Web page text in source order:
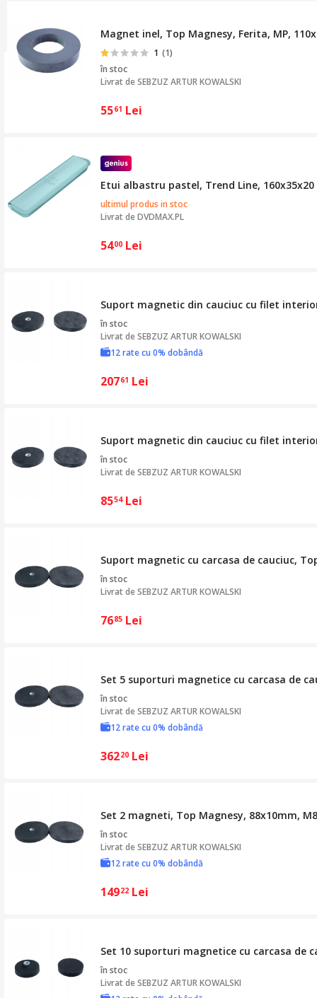
Magnet inel, Top Magnesy, Ferita, MP,
1 (1)
în stoc
Livrat deSEBZUZ ARTUR KOWALSKI
5561 Lei
Etui albastru pastel, Trend Line,
ultimul produs in stoc
Livrat deDVDMAX.PL
5400 Lei
Suport magnetic din cauciuc cu filet
în stoc
Livrat deSEBZUZ ARTUR KOWALSKI
12 rate cu 0% dobândă
20761 Lei
Suport magnetic din cauciuc cu filet
în stoc
Livrat deSEBZUZ ARTUR KOWALSKI
8554 Lei
Suport magnetic cu carcasa de cauciuc,
în stoc
Livrat deSEBZUZ ARTUR KOWALSKI
7685 Lei
Set 5 suporturi magnetice cu carcasa de
în stoc
Livrat deSEBZUZ ARTUR KOWALSKI
12 rate cu 0% dobândă
36220 Lei
Set 2 magneti, Top Magnesy, 88x10mm,
în stoc
Livrat deSEBZUZ ARTUR KOWALSKI
12 rate cu 0% dobândă
14922 Lei
Set 10 suporturi magnetice cu carcasa de
în stoc
Livrat deSEBZUZ ARTUR KOWALSKI